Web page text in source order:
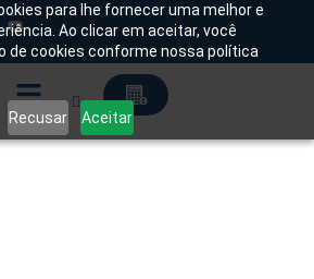
para lhe fornecer uma melhor e
Ao clicar em aceitar, você
de cookies conforme nossa política
Recusar Aceitar